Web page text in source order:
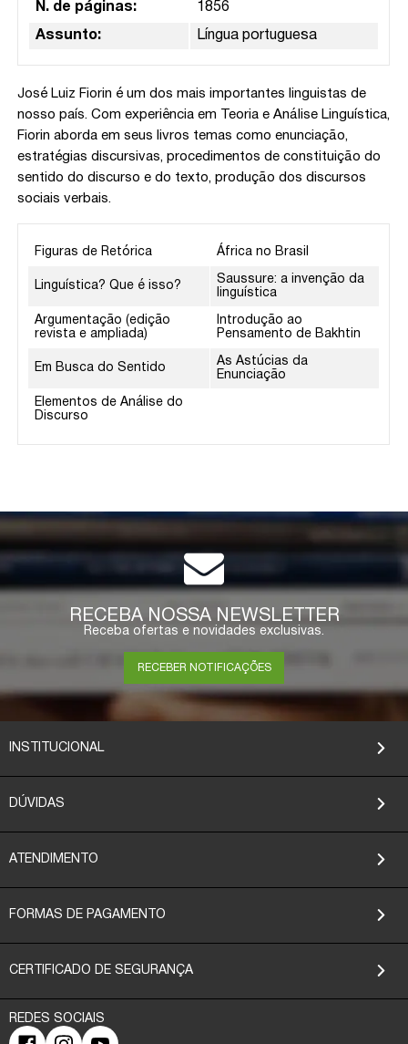
N. de páginas: 1856
Assunto: Língua portuguesa
José Luiz Fiorin é um dos mais importantes linguistas de
nosso país. Com experiência em Teoria e Análise Linguística,
Fiorin aborda em seus livros temas como enunciação,
estratégias discursivas, procedimentos de constituição do
sentido do discurso e do texto, produção dos discursos
sociais verbais.
Figuras de Retórica África no Brasil
Linguística? Que é isso?
Saussure: a invenção da
linguística
Argumentação (edição
revista e ampliada)
Introdução ao
Pensamento de Bakhtin
Em Busca do Sentido
As Astúcias da
Enunciação
Elementos de Análise do
Discurso
RECEBA NOSSA NEWSLETTER
Receba ofertas e novidades exclusivas.
RECEBER NOTIFICAÇÕES
INSTITUCIONAL
DÚVIDAS
ATENDIMENTO
FORMAS DE PAGAMENTO
CERTIFICADO DE SEGURANÇA